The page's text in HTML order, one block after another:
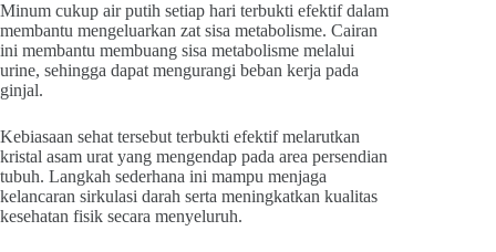
Minum cukup air putih setiap hari terbukti efektif dalam
membantu mengeluarkan zat sisa metabolisme. Cairan
ini membantu membuang sisa metabolisme melalui
urine, sehingga dapat mengurangi beban kerja pada
ginjal.
Kebiasaan sehat tersebut terbukti efektif melarutkan
kristal asam urat yang mengendap pada area persendian
tubuh. Langkah sederhana ini mampu menjaga
kelancaran sirkulasi darah serta meningkatkan kualitas
kesehatan fisik secara menyeluruh.